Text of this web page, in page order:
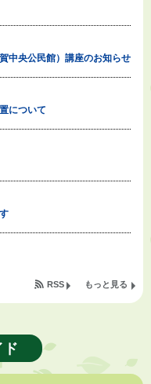
中央公民館）講座のお知らせ
について
優秀賞を受賞しました！
もっと見る
RSS
ド